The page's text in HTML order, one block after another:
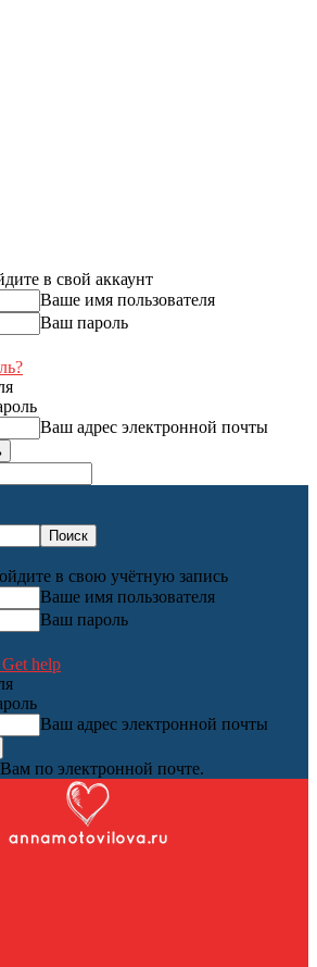
в свой аккаунт
Ваше имя пользователя
Ваш пароль
Ваш адрес электронной почты
в свою учётную запись
Ваше имя пользователя
Ваш пароль
help
Ваш адрес электронной почты
по электронной почте.